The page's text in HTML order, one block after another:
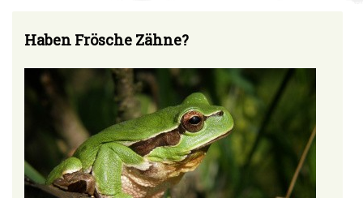
Haben Frösche Zähne?